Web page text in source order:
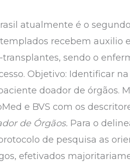
atualmente é o
recebem auxilio
transplantes, sendo o
Objetivo: Identificar
doador de órgãos.
e BVS com os
de Órgãos. Para o
de pesquisa as
efetivados